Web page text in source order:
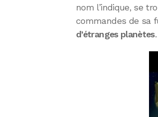
nom l’indique, se
commandes de sa
d’étranges planètes.